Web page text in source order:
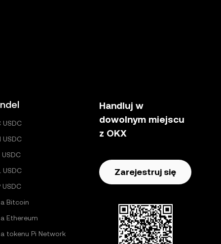
USDC
USDC
USDC
USDC
USDC
Bitcoin
Ethereum
tokenu Pi Network
Handluj w
dowolnym miejscu
z OKX
Zarejestruj się